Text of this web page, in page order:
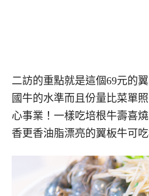
二訪的重點就是這個69元的
國牛的水準而且份量比菜單
心事業！一樣吃培根牛壽喜
香更香油脂漂亮的翼板牛可吃